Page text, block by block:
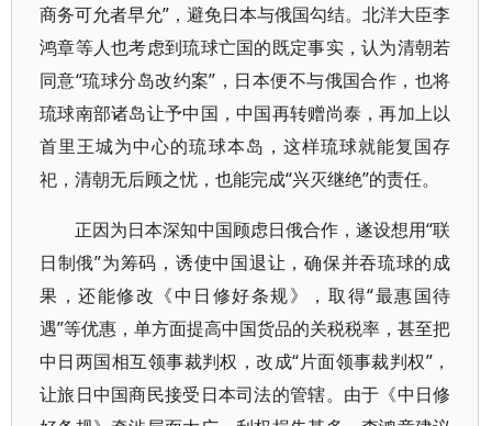
商务可允者早允”，避免日本与俄国勾结。北洋大臣李
鸿章等人也考虑到琉球亡国的既定事实，认为清朝若
同意“琉球分岛改约案”，日本便不与俄国合作，也将
琉球南部诸岛让予中国，中国再转赠尚泰，再加上以
首里王城为中心的琉球本岛，这样琉球就能复国存
祀，清朝无后顾之忧，也能完成“兴灭继绝”的责任。
正因为日本深知中国顾虑日俄合作，遂设想用“联
日制俄”为筹码，诱使中国退让，确保并吞琉球的成
果，还能修改《中日修好条规》，取得“最惠国待
遇”等优惠，单方面提高中国货品的关税税率，甚至把
中日两国相互领事裁判权，改成“片面领事裁判权”，
让旅日中国商民接受日本司法的管辖。由于《中日修